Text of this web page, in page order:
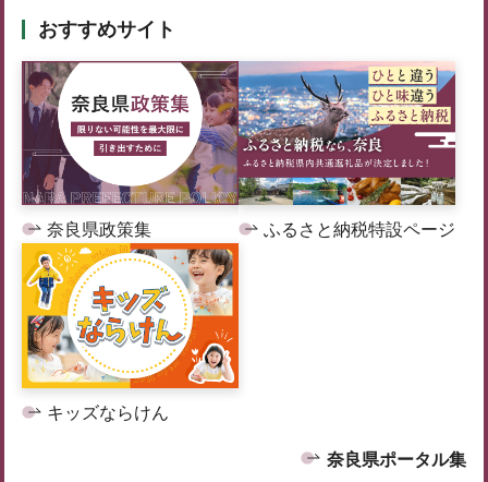
おすすめサイト
奈良県政策集 ふるさと納税特設ページ
キッズならけん
奈良県ポータル集